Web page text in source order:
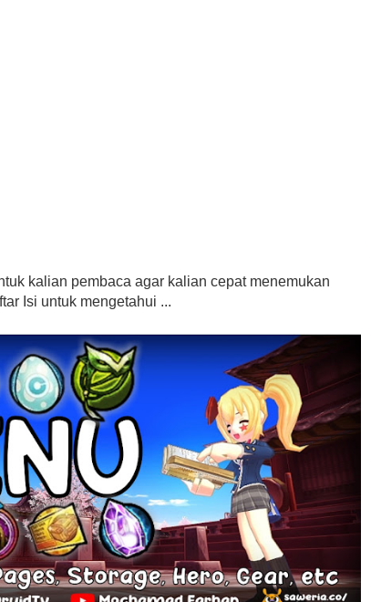
kalian pembaca agar kalian cepat menemukan
Isi untuk mengetahui ...